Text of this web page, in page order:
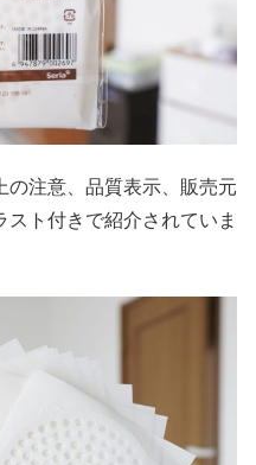
の注意、品質表示、販売元
ト付きで紹介されていま